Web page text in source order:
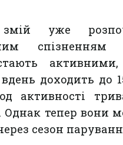
уже
спізненням
доходить до
активності
Однак тепер вони
сезон